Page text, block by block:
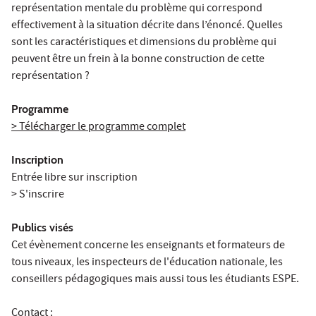
représentation mentale du problème qui correspond
effectivement à la situation décrite dans l’énoncé. Quelles
sont les caractéristiques et dimensions du problème qui
peuvent être un frein à la bonne construction de cette
représentation ?
Programme
> Télécharger le programme complet
Inscription
Entrée libre sur inscription
> S'inscrire
Publics visés
Cet évènement concerne les enseignants et formateurs de
tous niveaux, les inspecteurs de l'éducation nationale, les
conseillers pédagogiques mais aussi tous les étudiants ESPE.